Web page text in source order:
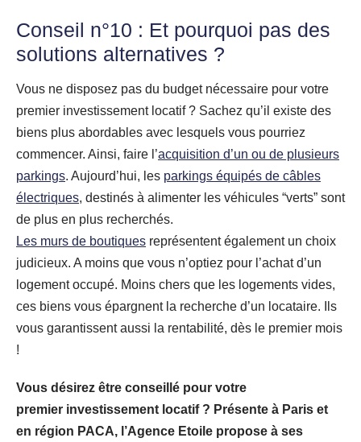
Conseil n°10 : Et pourquoi pas des
solutions alternatives ?
Vous ne disposez pas du budget nécessaire pour votre
premier investissement locatif ? Sachez qu’il existe des
biens plus abordables avec lesquels vous pourriez
commencer. Ainsi, faire l’acquisition d’un ou de plusieurs
parkings. Aujourd’hui, les parkings équipés de câbles
électriques, destinés à alimenter les véhicules “verts” sont
de plus en plus recherchés.
Les murs de boutiques représentent également un choix
judicieux. A moins que vous n’optiez pour l’achat d’un
logement occupé. Moins chers que les logements vides,
ces biens vous épargnent la recherche d’un locataire. Ils
vous garantissent aussi la rentabilité, dès le premier mois
!
Vous désirez être conseillé pour votre
premier investissement locatif ? Présente à Paris et
en région PACA, l’Agence Etoile propose à ses